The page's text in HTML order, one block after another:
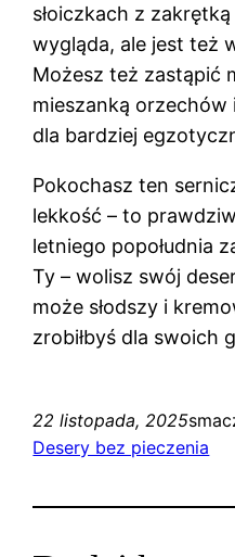
słoiczkach z
wygląda, ale jest też
Możesz też zastąpić
mieszanką
dla bardziej
Pokochasz ten
lekkość – to
letniego popołudnia
Ty – wolisz swój
może słodszy i
zrobiłbyś dla swoich
22 listopada, 2025
Desery bez pieczenia